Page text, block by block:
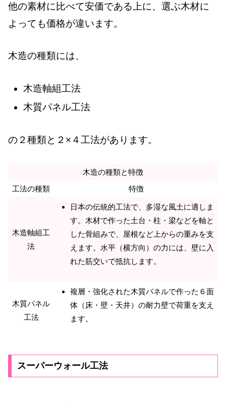
他の素材に比べて安価である上に、選ぶ木材に
よっても価格が違います。
木造の種類には、
木造軸組工法
木質パネル工法
の２種類と２×４工法があります。
木造の種類と特徴
工法の種類
特徴
木造軸組工
法
日本の伝統的工法で、多湿な風土に適しま
す。木材で作った土台・柱・梁などを軸と
した骨組みで、屋根など上からの重みを支
えます。水平（横方向）の力には、壁に入
れた筋交いで抵抗します。
木質パネル
工法
複層・強化された木質パネルで作った６面
体（床・壁・天井）の耐力壁で荷重を支え
ます。
スーパーウォール工法